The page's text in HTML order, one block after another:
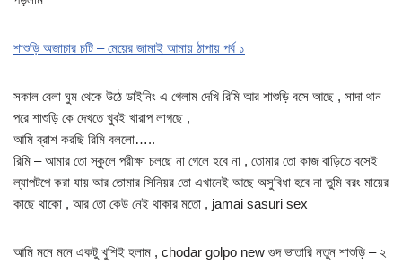
শাশুড়ি অজাচার চটি – মেয়ের জামাই আমায় ঠাপায় পর্ব ১
সকাল বেলা ঘুম থেকে উঠে ডাইনিং এ গেলাম দেখি রিমি আর শাশুড়ি বসে আছে , সাদা থান
পরে শাশুড়ি কে দেখতে খুবই খারাপ লাগছে ,
আমি ব্রাশ করছি রিমি বললো…..
রিমি – আমার তো স্কুলে পরীক্ষা চলছে না গেলে হবে না , তোমার তো কাজ বাড়িতে বসেই
ল্যাপটপে করা যায় আর তোমার সিনিয়র তো এখানেই আছে অসুবিধা হবে না তুমি বরং মায়ের
কাছে থাকো , আর তো কেউ নেই থাকার মতো , jamai sasuri sex
আমি মনে মনে একটু খুশিই হলাম , chodar golpo new গুদ ভাতারি নতুন শাশুড়ি – ২